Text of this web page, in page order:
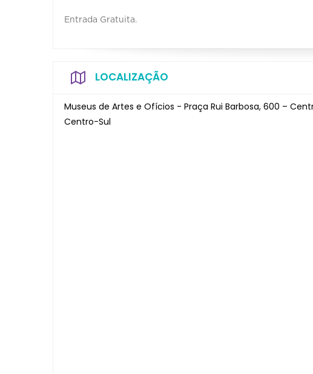
Entrada Gratuita.
LOCALIZAÇÃO
Museus de Artes e Ofícios - Praça Rui Barbosa, 600 –
Centro-Sul